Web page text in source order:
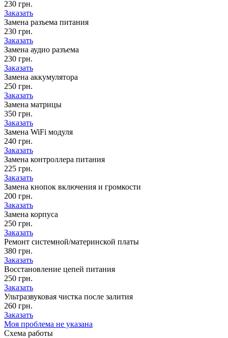
230 грн.
Заказать
Замена разъема питания
230 грн.
Заказать
Замена аудио разъема
230 грн.
Заказать
Замена аккумулятора
250 грн.
Заказать
Замена матрицы
350 грн.
Заказать
Замена WiFi модуля
240 грн.
Заказать
Замена контроллера питания
225 грн.
Заказать
Замена кнопок включения и громкости
200 грн.
Заказать
Замена корпуса
250 грн.
Заказать
Ремонт системной/материнской платы
380 грн.
Заказать
Восстановление цепей питания
250 грн.
Заказать
Ультразвуковая чистка после залития
260 грн.
Заказать
Моя проблема не указана
Схема работы